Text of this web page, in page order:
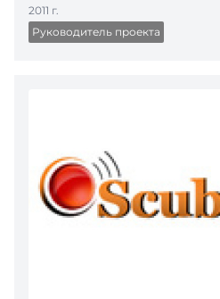
2011 г.
Руководитель проекта